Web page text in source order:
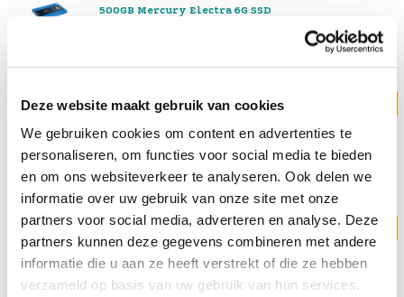
Deze website maakt gebruik van cookies
We gebruiken cookies om content en advertenties te
personaliseren, om functies voor social media te bieden
en om ons websiteverkeer te analyseren. Ook delen we
informatie over uw gebruik van onze site met onze
partners voor social media, adverteren en analyse. Deze
partners kunnen deze gegevens combineren met andere
informatie die u aan ze heeft verstrekt of die ze hebben
verzameld op basis van uw gebruik van hun services.
500GB Mercury Electra 6G SSD
Levertijd 3 werkdagen
1TB Mercury Electra 6G SSD
€359,00
Levertijd 3 werkdagen
OWC
2TB Mercury Electra 6G SSD